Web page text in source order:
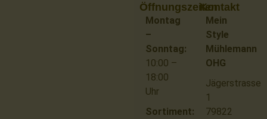
Kontakt
Mein
Style
Mühlemann
OHG
Jägerstrasse
1
79822
Öffnungszeiten
Montag
–
Sonntag:
10:00 –
18:00
Uhr
Sortiment: